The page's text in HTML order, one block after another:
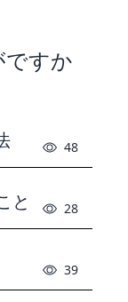
すか
48
と 28
39